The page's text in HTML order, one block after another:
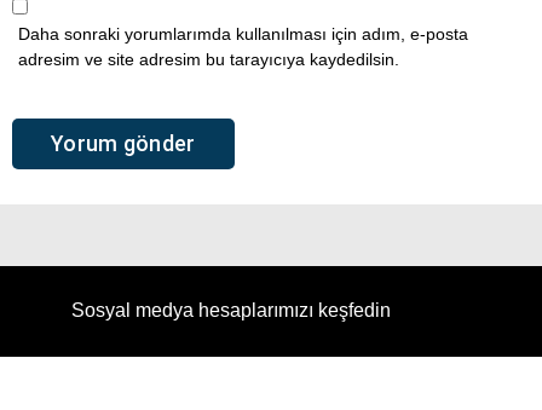
Daha sonraki yorumlarımda kullanılması için adım, e-posta
adresim ve site adresim bu tarayıcıya kaydedilsin.
Sosyal medya hesaplarımızı keşfedin